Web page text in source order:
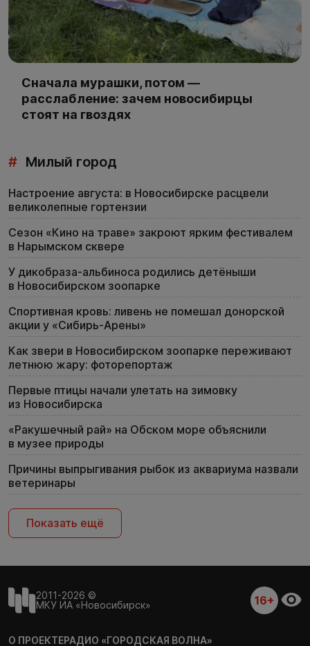
Сначала мурашки, потом —
расслабление: зачем новосибирцы
стоят на гвоздях
# Милый город
Настроение августа: в Новосибирске расцвели
великолепные гортензии
Сезон «Кино на траве» закроют ярким фестивалем
в Нарымском сквере
У дикобраза-альбиноса родились детёныши
в Новосибирском зоопарке
Спортивная кровь: ливень не помешал донорской
акции у «Сибирь-Арены»
Как звери в Новосибирском зоопарке переживают
летнюю жару: фоторепортаж
Первые птицы начали улетать на зимовку
из Новосибирска
«Ракушечный рай» на Обском море объяснили
в музее природы
Причины выпрыгивания рыбок из аквариума назвали
ветеринары
Показать ещё
2011-2026 ©
МКУ ИА «Новосибирск»
16+
О ПРОЕКТЕРАДИО «ГОРОДСКАЯ ВОЛНА»